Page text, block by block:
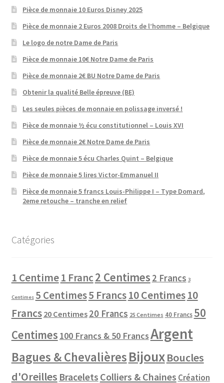
Pièce de monnaie 10 Euros Disney 2025
Pièce de monnaie 2 Euros 2008 Droits de l’homme – Belgique
Le logo de notre Dame de Paris
Pièce de monnaie 10€ Notre Dame de Paris
Pièce de monnaie 2€ BU Notre Dame de Paris
Obtenir la qualité Belle épreuve (BE)
Les seules pièces de monnaie en polissage inversé !
Pièce de monnaie ½ écu constitutionnel – Louis XVI
Pièce de monnaie 2€ Notre Dame de Paris
Pièce de monnaie 5 écu Charles Quint – Belgique
Pièce de monnaie 5 lires Victor-Emmanuel II
Pièce de monnaie 5 francs Louis-Philippe I – Type Domard,
2eme retouche – tranche en relief
Catégories
1 Centime1 Franc2 Centimes 2 Francs 3
Centimes 5 Centimes5 Francs10 Centimes10
Francs 20 Centimes 20 Francs 25 Centimes 40 Francs 50
Centimes 100 Francs & 50 FrancsArgent
Bagues & ChevalièresBijouxBoucles
d'Oreilles Bracelets Colliers & Chaines Création